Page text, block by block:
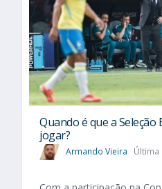
Quando é que a
jogar?
Armando Vieira Última